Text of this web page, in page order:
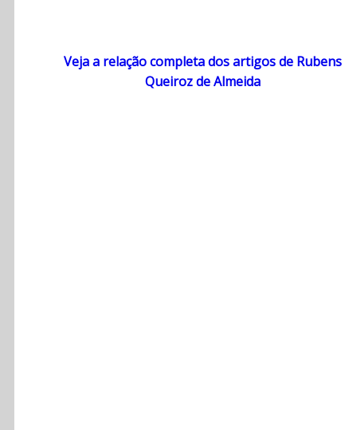
Veja a relação completa dos artigos de Rubens
Queiroz de Almeida